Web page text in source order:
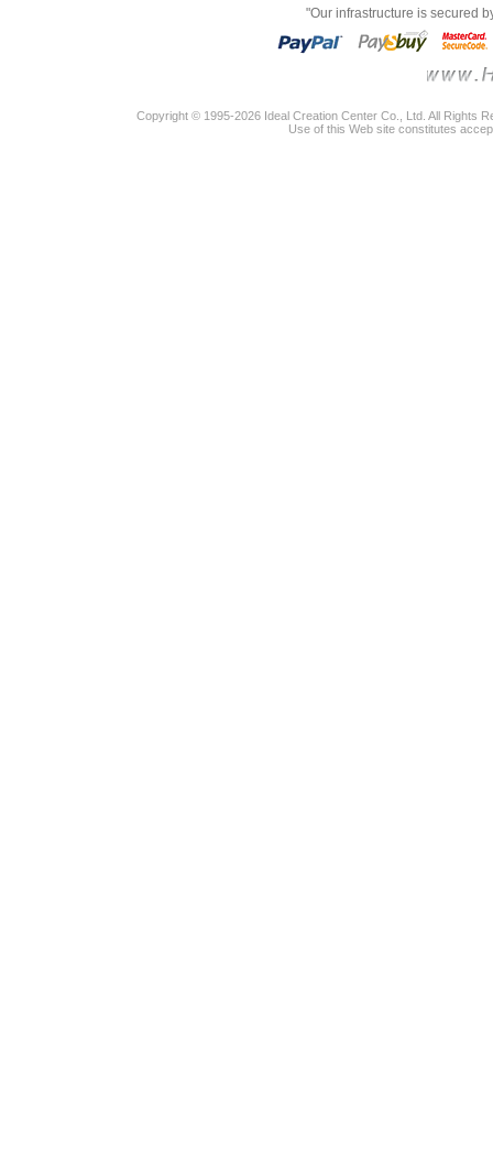
"Our infrastructure is secured
Copyright © 1995-2026 Ideal Creation Center Co., Ltd. All Rights
Use of this Web site constitutes